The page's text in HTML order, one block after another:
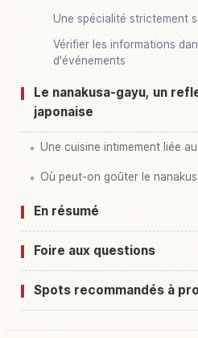
Une spécialité strictement
Vérifier les informations
d'événements
Le nanakusa-gayu, un
japonaise
Une cuisine intimement liée
Où peut-on goûter le
En résumé
Foire aux questions
Spots recommandés à